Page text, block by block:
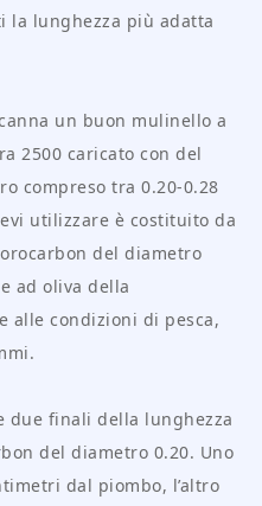
la lunghezza più adatta
un buon mulinello a
2500 caricato con del
compreso tra 0.20-0.28
utilizzare è costituito da
del diametro
ad oliva della
alle condizioni di pesca,
due finali della lunghezza
del diametro 0.20. Uno
dal piombo, l’altro